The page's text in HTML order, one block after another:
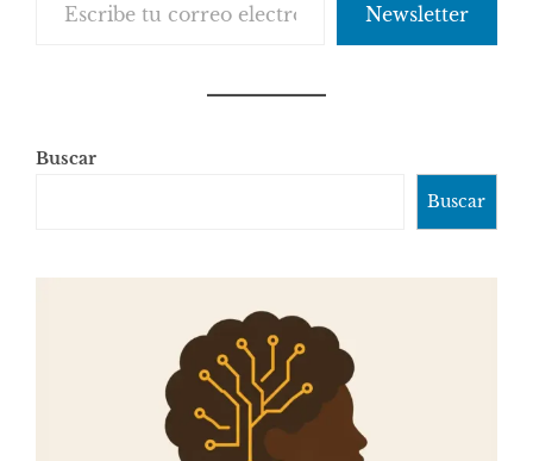
Newsletter
Buscar
Buscar